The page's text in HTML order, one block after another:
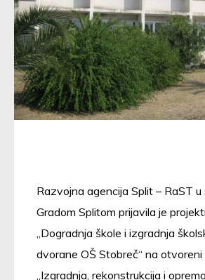
Razvojna agencija Split – RaST u
Gradom Splitom prijavila je
„Dogradnja škole i izgradnja
dvorane OŠ Stobreč“ na
„Izgradnja, rekonstrukcija i